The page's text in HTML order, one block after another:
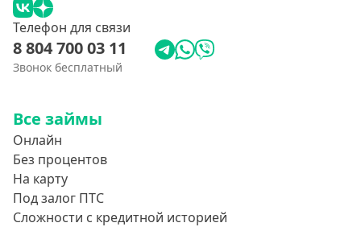
Телефон для связи
8 804 700 03 11
Звонок бесплатный
Все займы
Онлайн
Без процентов
На карту
Под залог ПТС
Сложности с кредитной историей